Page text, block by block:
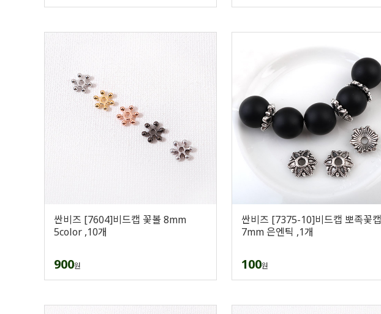
싼비즈 [7604]비드캡 꽃볼 8mm
5color ,10개
900원
싼비즈 [7375-10]비드캡 뽀족꽃캡
7mm 은엔틱 ,1개
100원